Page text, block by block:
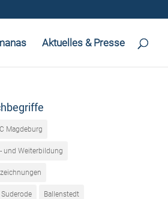
Aktuelles & Presse
Magdeburg
und Weiterbildung
Suderode Ballenstedt